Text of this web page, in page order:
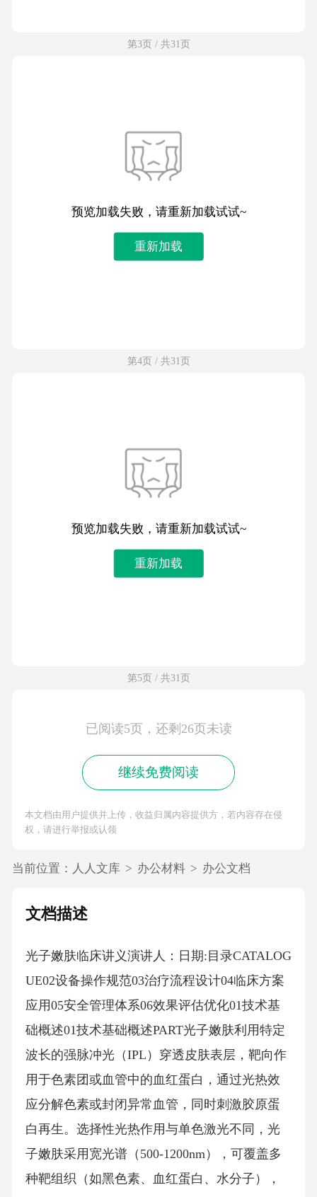
第3页 / 共31页
预览加载失败，请重新加载试试~
重新加载
第4页 / 共31页
预览加载失败，请重新加载试试~
重新加载
第5页 / 共31页
已阅读5页，还剩26页未读
继续免费阅读
本文档由用户提供并上传，收益归属内容提供方，若内容存在侵
权，请进行举报或认领
当前位置： 人人文库 > 办公材料 > 办公文档
文档描述
光子嫩肤临床讲义演讲人：日期:目录CATALOG
UE02设备操作规范03治疗流程设计04临床方案
应用05安全管理体系06效果评估优化01技术基
础概述01技术基础概述PART光子嫩肤利用特定
波长的强脉冲光（IPL）穿透皮肤表层，靶向作
用于色素团或血管中的血红蛋白，通过光热效
应分解色素或封闭异常血管，同时刺激胶原蛋
白再生。选择性光热作用与单色激光不同，光
子嫩肤采用宽光谱（500-1200nm），可覆盖多
种靶组织（如黑色素、血红蛋白、水分子），